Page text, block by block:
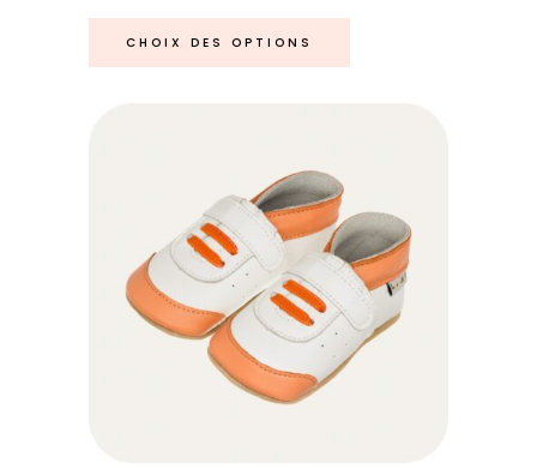
CHOIX DES OPTIONS
produit
options
peuvent
être
choisies
sur
la
Ce
produit
a
plusieurs
variations.